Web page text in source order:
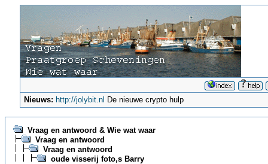
Nieuws: http://jolybit.nl De nieuwe crypto hulp
Vraag en antwoord & Wie wat waar
Vraag en antwoord
Vraag en antwoord
oude visserij foto,s Barry